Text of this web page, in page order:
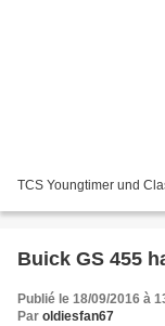
TCS Youngtimer und
Buick GS 455
Publié le 18/09/2016 à
Par oldiesfan67